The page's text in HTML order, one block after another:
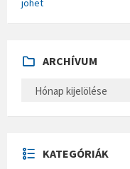
jöhet
ARCHÍVUM
H
U
M
KATEGÓRIÁK